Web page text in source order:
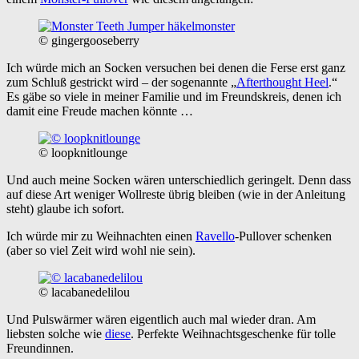
© gingergooseberry
Ich würde mich an Socken versuchen bei denen die Ferse erst ganz
zum Schluß gestrickt wird – der sogenannte „Afterthought Heel.“
Es gäbe so viele in meiner Familie und im Freundskreis, denen ich
damit eine Freude machen könnte …
© loopknitlounge
Und auch meine Socken wären unterschiedlich geringelt. Denn dass
auf diese Art weniger Wollreste übrig bleiben (wie in der Anleitung
steht) glaube ich sofort.
Ich würde mir zu Weihnachten einen Ravello-Pullover schenken
(aber so viel Zeit wird wohl nie sein).
© lacabanedelilou
Und Pulswärmer wären eigentlich auch mal wieder dran. Am
liebsten solche wie diese. Perfekte Weihnachtsgeschenke für tolle
Freundinnen.